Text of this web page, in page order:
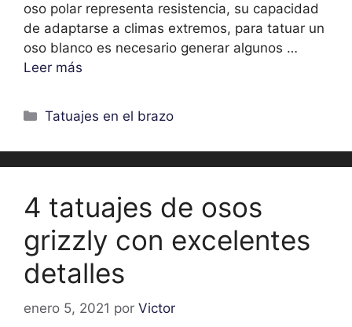
oso polar representa resistencia, su capacidad
de adaptarse a climas extremos, para tatuar un
oso blanco es necesario generar algunos …
Leer más
Categorías
Tatuajes en el brazo
4 tatuajes de osos
grizzly con excelentes
detalles
enero 5, 2021 por Victor